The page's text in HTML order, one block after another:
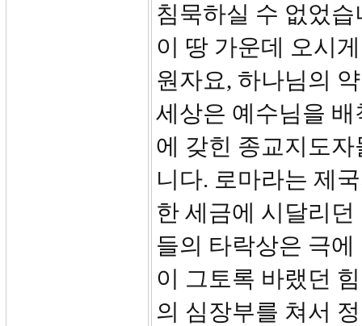
침묵하실 수 없었
이 땅 가운데 오시
원자요, 하나님의
세상은 예수님을
에 갖힌 종교지도
니다. 로마라는 제
한 세금에 시달리
들의 타락상은 극
이 그토록 바랬던
의 심장부를 쳐서